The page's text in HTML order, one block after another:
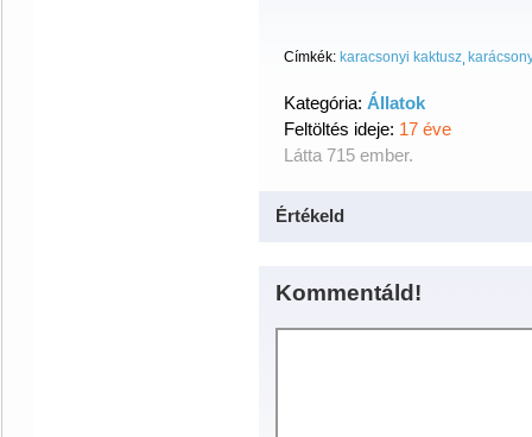
Címkék: karacsonyi kaktusz
Kategória: Állatok
Feltöltés ideje: 17 éve
Látta 715 ember.
Értékeld
Kommentáld!